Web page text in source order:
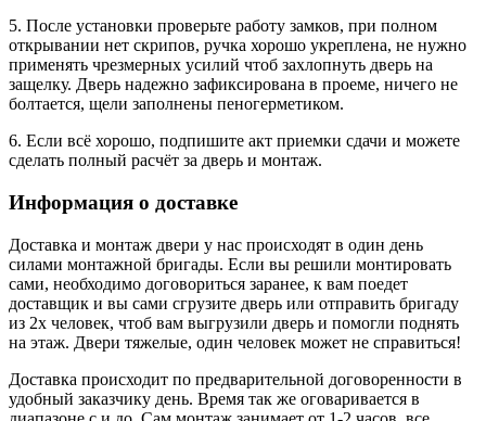
5. После установки проверьте работу замков, при полном
открывании нет скрипов, ручка хорошо укреплена, не нужно
применять чрезмерных усилий чтоб захлопнуть дверь на
защелку. Дверь надежно зафиксирована в проеме, ничего не
болтается, щели заполнены пеногерметиком.
6. Если всё хорошо, подпишите акт приемки сдачи и можете
сделать полный расчёт за дверь и монтаж.
Информация о доставке
Доставка и монтаж двери у нас происходят в один день
силами монтажной бригады. Если вы решили монтировать
сами, необходимо договориться заранее, к вам поедет
доставщик и вы сами сгрузите дверь или отправить бригаду
из 2х человек, чтоб вам выгрузили дверь и помогли поднять
на этаж. Двери тяжелые, один человек может не справиться!
Доставка происходит по предварительной договоренности в
удобный заказчику день. Время так же оговаривается в